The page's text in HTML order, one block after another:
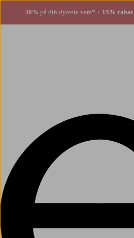
30% på din dyreste vare* + 15% rabat